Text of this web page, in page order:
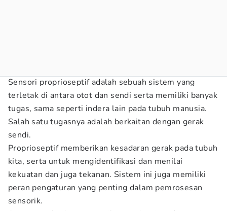
Sensori proprioseptif adalah sebuah sistem yang
terletak di antara otot dan sendi serta memiliki banyak
tugas, sama seperti indera lain pada tubuh manusia.
Salah satu tugasnya adalah berkaitan dengan gerak
sendi.
Proprioseptif memberikan kesadaran gerak pada tubuh
kita, serta untuk mengidentifikasi dan menilai
kekuatan dan juga tekanan. Sistem ini juga memiliki
peran pengaturan yang penting dalam pemrosesan
sensorik.